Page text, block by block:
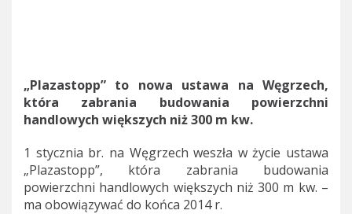
„Plazastopp” to nowa ustawa na Węgrzech,
która zabrania budowania powierzchni
handlowych większych niż 300 m kw.
1 stycznia br. na Węgrzech weszła w życie ustawa
„Plazastopp”, która zabrania budowania
powierzchni handlowych większych niż 300 m kw. –
ma obowiązywać do końca 2014 r.